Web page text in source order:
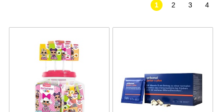
1 2 3 4